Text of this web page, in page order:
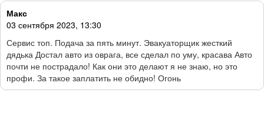
Макс
03 сентября 2023, 13:30
Сервис топ. Подача за пять минут. Эвакуаторщик жесткий
дядька Достал авто из оврага, все сделал по уму, красава Авто
почти не пострадало! Как они это делают я не знаю, но это
профи. За такое заплатить не обидно! Огонь